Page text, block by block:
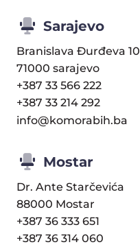
Sarajevo
Branislava Đurđeva 10
71000 sarajevo
+387 33 566 222
+387 33 214 292
info@komorabih.ba
Mostar
Dr. Ante Starčevića
88000 Mostar
+387 36 333 651
+387 36 314 060